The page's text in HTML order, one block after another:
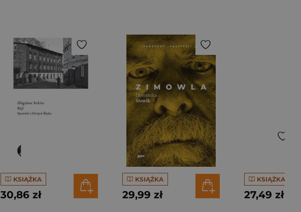
KSIĄŻKA
30,86 zł
KSIĄŻKA
29,99 zł
KSIĄŻKA
27,49 zł